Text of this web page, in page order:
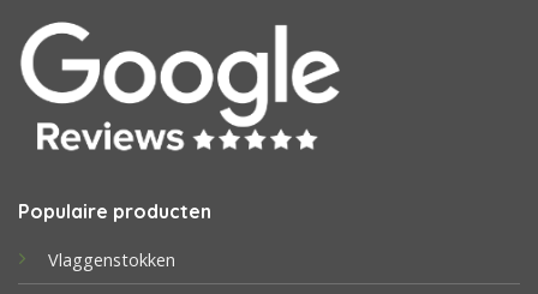
Populaire producten
Vlaggenstokken